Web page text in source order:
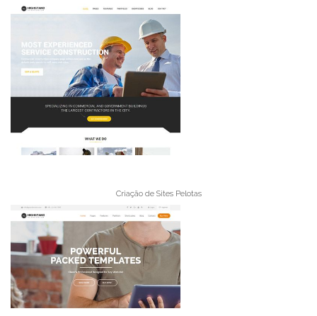
Criação de Sites Pelotas